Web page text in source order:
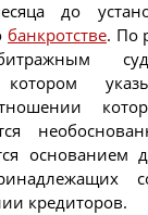
до
банкротстве. По
основанием
кредиторов.